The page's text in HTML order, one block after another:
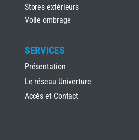
Stores extérieurs
Voile ombrage
SERVICES
Présentation
Le réseau Univerture
Accès et Contact